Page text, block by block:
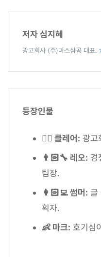
저자 심지혜
광고회사 (주)마스삼공 대표.
등장인물
🦸‍♀️ 클레어: 광고
👨🏻‍🔧 레오: 경
팀장.
👩🏻‍💻 썸머: 글
획자.
👶 마크: 호기심